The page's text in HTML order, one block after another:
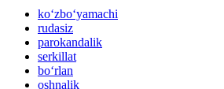
ko‘zbo‘yamachi
rudasiz
parokandalik
serkillat
bo‘rlan
oshnalik